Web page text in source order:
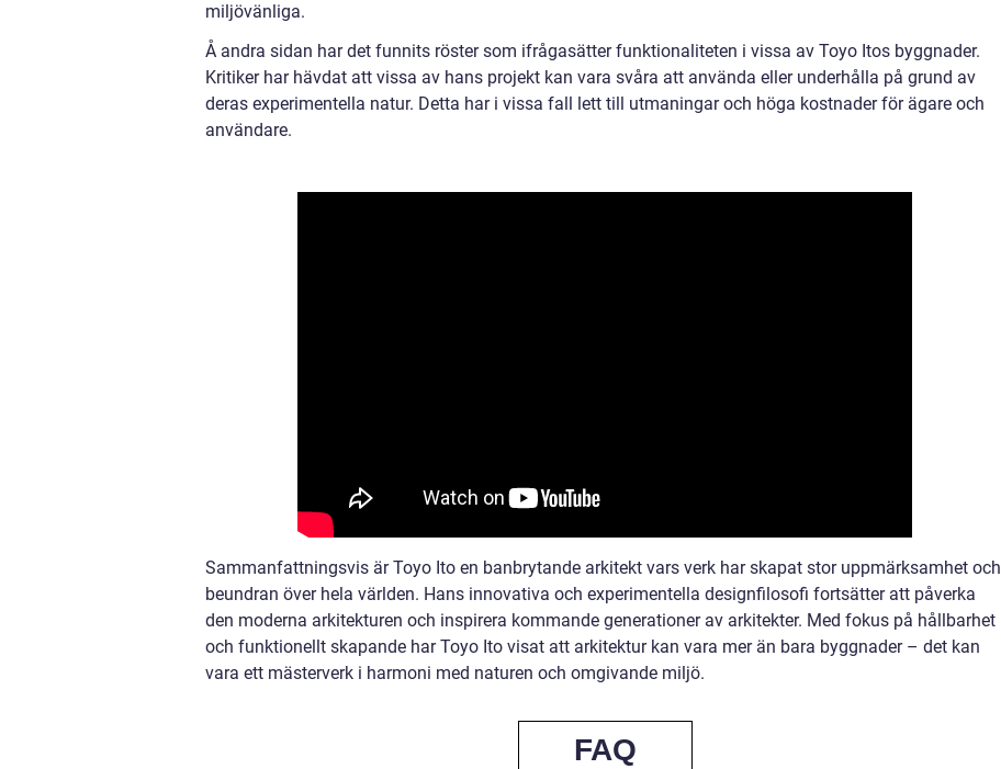
miljövänliga.
Å andra sidan har det funnits röster som ifrågasätter funktionaliteten i vissa av Toyo Itos byggnader.
Kritiker har hävdat att vissa av hans projekt kan vara svåra att använda eller underhålla på grund av
deras experimentella natur. Detta har i vissa fall lett till utmaningar och höga kostnader för ägare och
användare.
Sammanfattningsvis är Toyo Ito en banbrytande arkitekt vars verk har skapat stor uppmärksamhet och
beundran över hela världen. Hans innovativa och experimentella designfilosofi fortsätter att påverka
den moderna arkitekturen och inspirera kommande generationer av arkitekter. Med fokus på hållbarhet
och funktionellt skapande har Toyo Ito visat att arkitektur kan vara mer än bara byggnader – det kan
vara ett mästerverk i harmoni med naturen och omgivande miljö.
FAQ